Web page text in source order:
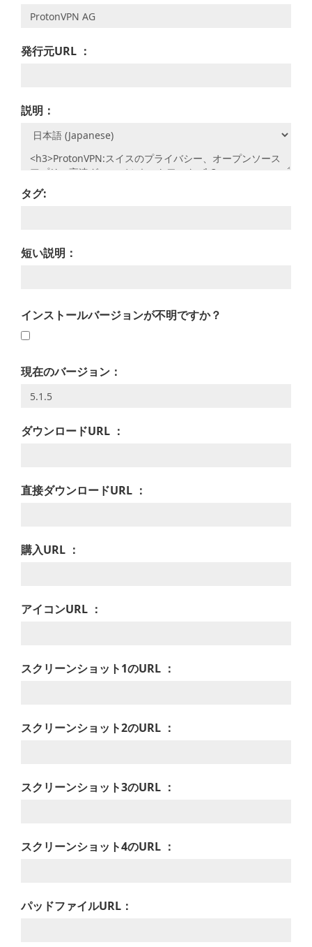
発行元URL ：
説明：
タグ:
短い説明：
インストールバージョンが不明ですか？
現在のバージョン：
ダウンロードURL ：
直接ダウンロードURL ：
購入URL ：
アイコンURL ：
スクリーンショット1のURL ：
スクリーンショット2のURL ：
スクリーンショット3のURL ：
スクリーンショット4のURL ：
パッドファイルURL：